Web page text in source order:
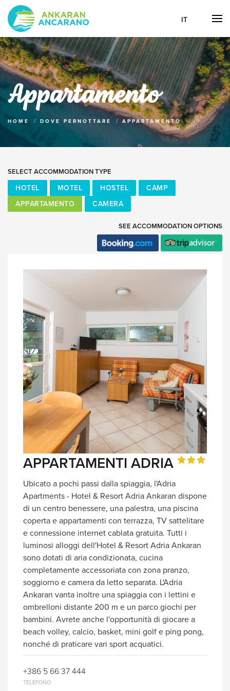
IT
Appartamento
HOME DOVE PERNOTTARE APPARTAMENTO
SELECT ACCOMMODATION TYPE
HOTEL MOTEL HOSTEL
CAMP
APPARTAMENTO
CAMERA
SEE ACCOMMODATION OPTIONS
APPARTAMENTI ADRIA
Ubicato a pochi passi dalla spiaggia, l'Adria
Apartments - Hotel & Resort Adria Ankaran dispone
di un centro benessere, una palestra, una piscina
coperta e appartamenti con terrazza, TV sattelitare
e connessione internet cablata gratuita. Tutti i
luminosi alloggi dell'Hotel & Resort Adria Ankaran
sono dotati di aria condizionata, cucina
completamente accessoriata con zona pranzo,
soggiorno e camera da letto separata. L'Adria
Ankaran vanta inoltre una spiaggia con i lettini e
ombrelloni distante 200 m e un parco giochi per
bambini. Avrete anche l'opportunità di giocare a
beach volley, calcio, basket, mini golf e ping pong,
nonché di praticare vari sport acquatici.
+386 5 66 37 444
TELEFONO